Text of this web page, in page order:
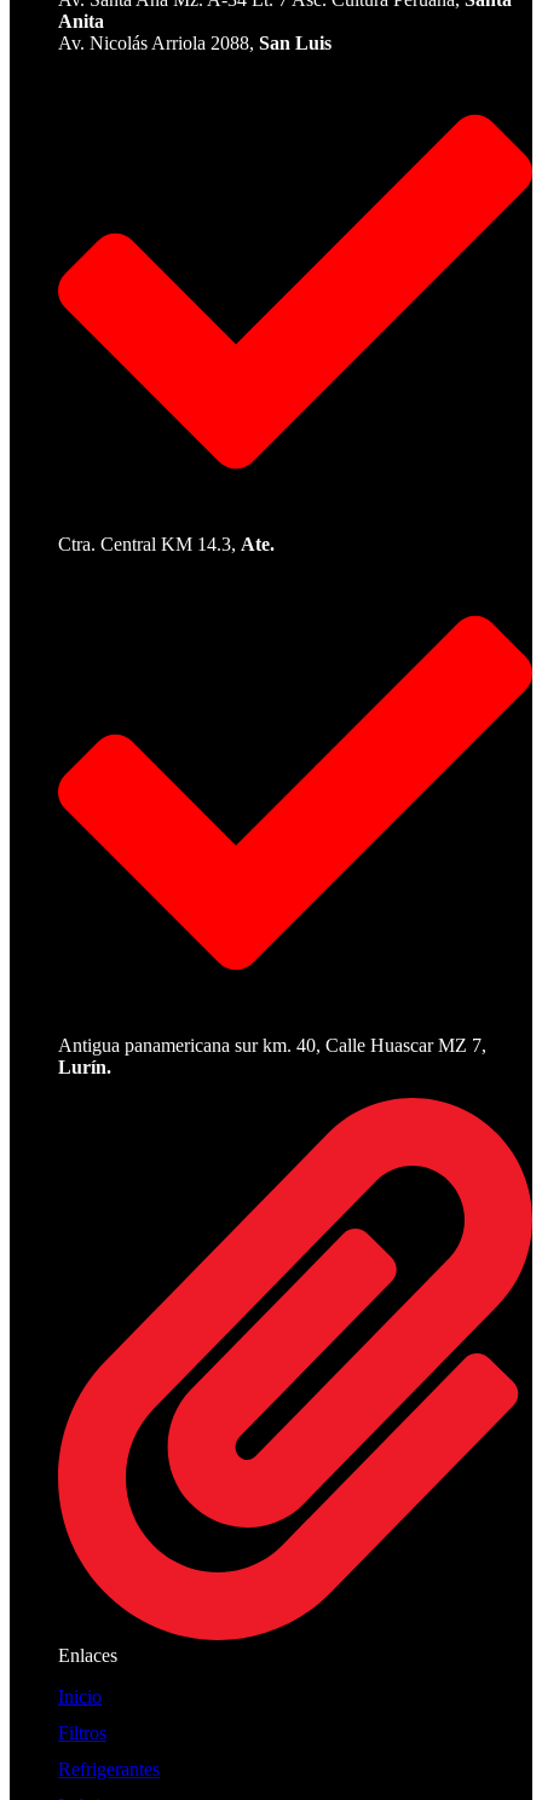
Anita
Av. Nicolás Arriola 2088, San Luis
Ctra. Central KM 14.3, Ate.
Antigua panamericana sur km. 40, Calle Huascar MZ 7,
Lurín.
Enlaces
Inicio
Filtros
Refrigerantes